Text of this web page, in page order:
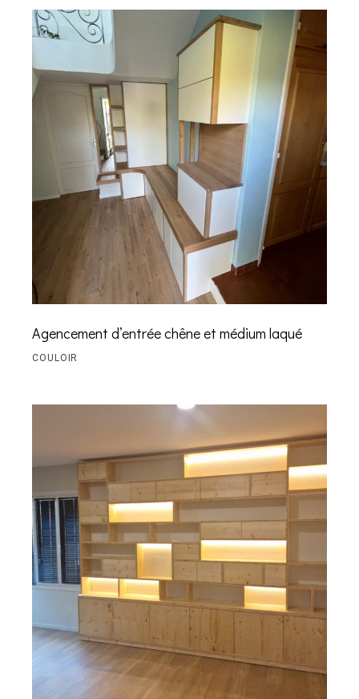
Agencement d’entrée chêne et médium laqué
COULOIR